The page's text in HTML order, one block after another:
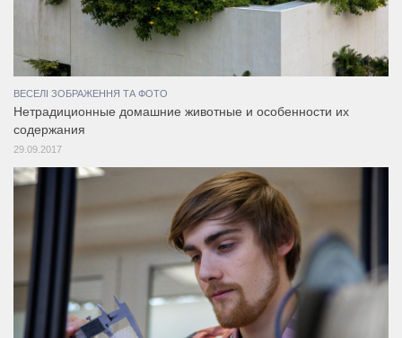
ВЕСЕЛІ ЗОБРАЖЕННЯ ТА ФОТО
Нетрадиционные домашние животные и особенности их
содержания
29.09.2017